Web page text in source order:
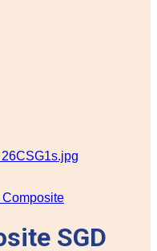
SGD